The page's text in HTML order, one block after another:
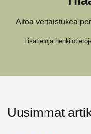
Aitoa vertaistukea
Lisätietoja
Uusimmat